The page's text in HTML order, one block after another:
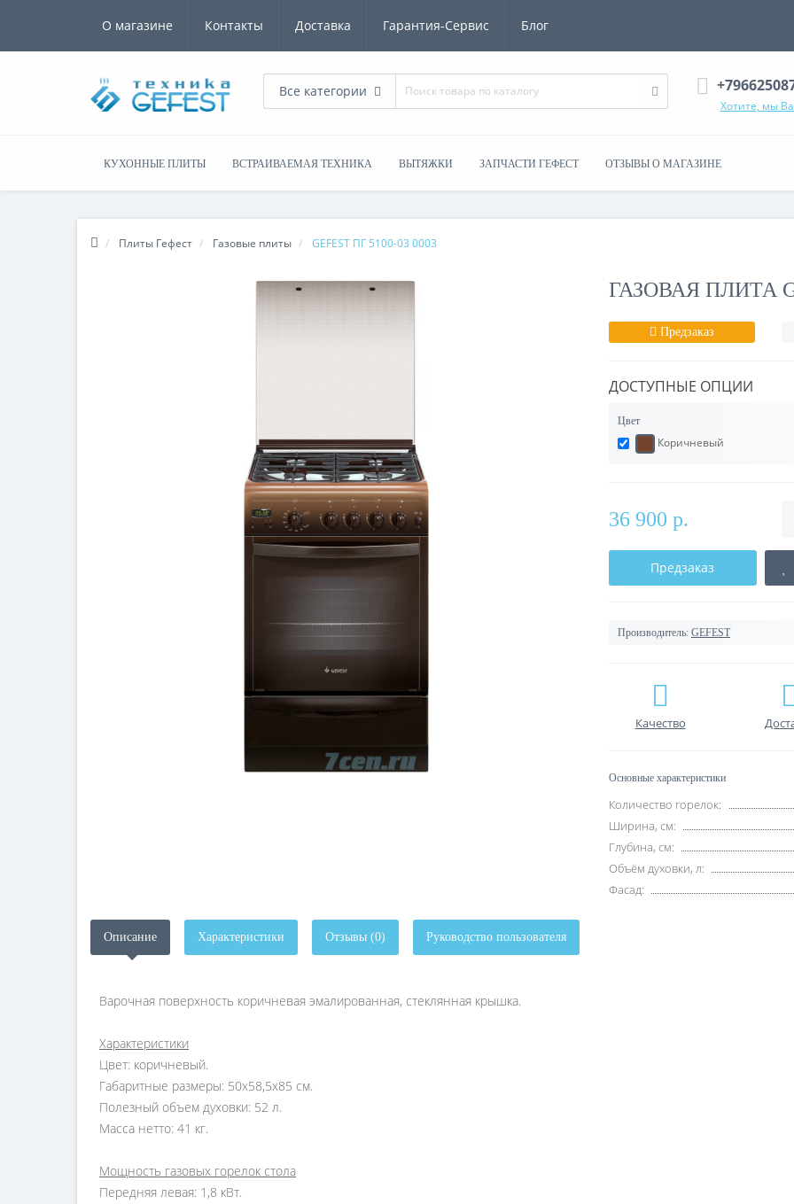
О магазине Контакты Доставка Гарантия-Сервис Блог
Все категории
Хотите, мы
КУХОННЫЕ ПЛИТЫ ВСТРАИВАЕМАЯ ТЕХНИКА ВЫТЯЖКИ ЗАПЧАСТИ ГЕФЕСТ ОТЗЫВЫ О МАГАЗИНЕ
Плиты Гефест Газовые плиты GEFEST ПГ 5100-03 0003
ГАЗОВАЯ ПЛИТА
Предзаказ
ДОСТУПНЫЕ ОПЦИИ
Цвет
Коричневый
36 900 р.
Предзаказ
Производитель: GEFEST
Качество
Основные характеристики
Количество горелок:
Ширина, см:
Глубина, см:
Объём духовки, л:
Фасад:
Описание Характеристики Отзывы (0) Руководство пользователя
Варочная поверхность коричневая эмалированная, стеклянная крышка.
Характеристики
Цвет: коричневый.
Габаритные размеры: 50х58,5х85 см.
Полезный объем духовки: 52 л.
Масса нетто: 41 кг.
Мощность газовых горелок стола
Передняя левая: 1,8 кВт.